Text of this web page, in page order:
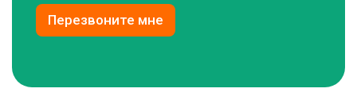
Перезвоните мне